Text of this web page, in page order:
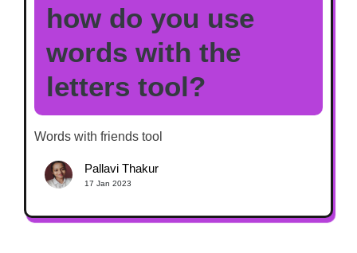
how do you use
words with the
letters tool?
Words with friends tool
Pallavi Thakur
17 Jan 2023